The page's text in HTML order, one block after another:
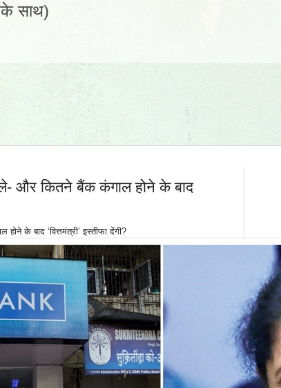
साथ)
और कितने बैंक कंगाल होने के बाद
के बाद ‘वित्तमंत्री’ इस्तीफा देंगी?